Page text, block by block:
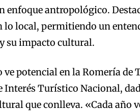
enfoque antropológico.
lo local, permitiendo un
su impacto cultural.
potencial en la Romería de
Interés Turístico Nacional,
que conlleva. «Cada año